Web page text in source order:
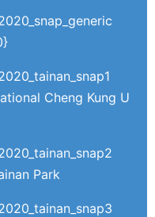
Cheng Kung U
Park